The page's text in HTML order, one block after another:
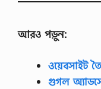
আরও পড়ুন:
ওয়েবসাইট
গুগল